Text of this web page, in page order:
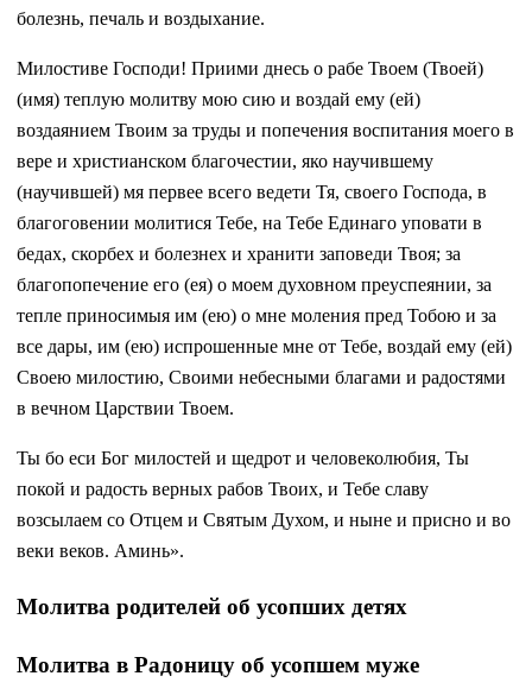
болезнь, печаль и воздыхание.
Милостиве Господи! Приими днесь о рабе Твоем (Твоей)
(имя) теплую молитву мою сию и воздай ему (ей)
воздаянием Твоим за труды и попечения воспитания моего в
вере и христианском благочестии, яко научившему
(научившей) мя первее всего ведети Тя, своего Господа, в
благоговении молитися Тебе, на Тебе Единаго уповати в
бедах, скорбех и болезнех и хранити заповеди Твоя; за
благопопечение его (ея) о моем духовном преуспеянии, за
тепле приносимыя им (ею) о мне моления пред Тобою и за
все дары, им (ею) испрошенные мне от Тебе, воздай ему (ей)
Своею милостию, Своими небесными благами и радостями
в вечном Царствии Твоем.
Ты бо еси Бог милостей и щедрот и человеколюбия, Ты
покой и радость верных рабов Твоих, и Тебе славу
возсылаем со Отцем и Святым Духом, и ныне и присно и во
веки веков. Аминь».
Молитва родителей об усопших детях
Молитва в Радоницу об усопшем муже